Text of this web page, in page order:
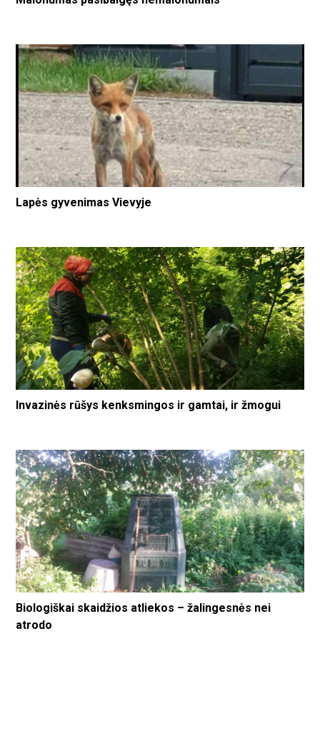
Lapės gyvenimas Vievyje
Invazinės rūšys kenksmingos ir gamtai, ir žmogui
Biologiškai skaidžios atliekos – žalingesnės nei
atrodo